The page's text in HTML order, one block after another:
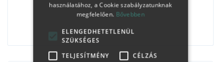
használatához, a Cookie szabályzatunknak
megfelelően. Bővebben
ELENGEDHETETLENÜL
SZÜKSÉGES
TELJESÍTMÉNY
CÉLZÁS